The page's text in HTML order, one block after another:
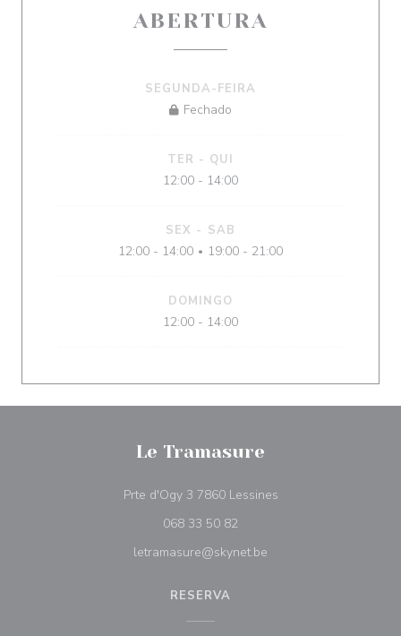
ABERTURA
SEGUNDA-FEIRA
Fechado
TER - QUI
12:00 - 14:00
SEX - SAB
12:00 - 14:00 • 19:00 - 21:00
DOMINGO
12:00 - 14:00
Le Tramasure
Prte d'Ogy 3 7860 Lessines((abre numa nova
068 33 50 82
letramasure@skynet.be
RESERVA